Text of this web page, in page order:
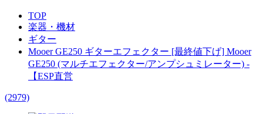
TOP
楽器・機材
ギター
Mooer GE250 ギターエフェクター [最終値下げ] Mooer
GE250 (マルチエフェクター/アンプシュミレーター) -
【ESP直営
(2979)